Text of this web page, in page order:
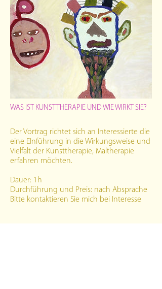
WAS IST KUNSTTHERAPIE UND WIE WIRKT SIE?
Der Vortrag richtet sich an Interessierte die
eine EInführung in die Wirkungsweise und
Vielfalt der Kunsttherapie, Maltherapie
erfahren möchten.
Dauer: 1h
Durchführung und Preis: nach Absprache
Bitte kontaktieren Sie mich bei Interesse